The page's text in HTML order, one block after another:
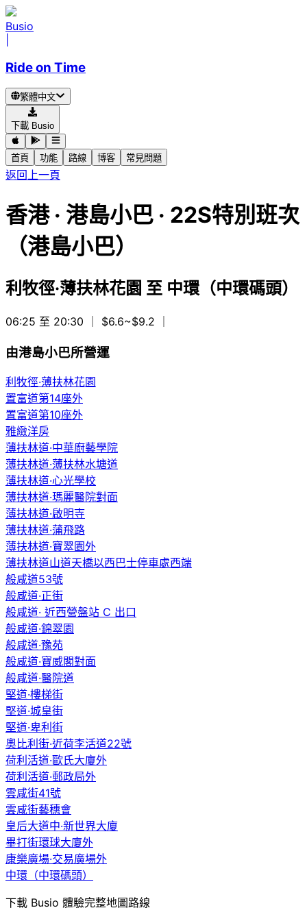
Busio
Ride on Time
繁體中文
下載 Busio
首頁 功能 路線 博客 常見問題
返回上一頁
香港· 港島小巴 · 22S特別班次
（港島小巴）
利牧徑·薄扶林花園 至 中環（中環碼頭）
06:25 至 20:30 ｜ $6.6~$9.2
由港島小巴所營運
利牧徑·薄扶林花園
置富道第14座外
置富道第10座外
雅緻洋房
薄扶林道·中華廚藝學院
薄扶林道·薄扶林水塘道
薄扶林道·心光學校
薄扶林道·瑪麗醫院對面
薄扶林道·啟明寺
薄扶林道·蒲飛路
薄扶林道·寶翠園外
薄扶林道山道天橋以西巴士停車處西端
般咸道53號
般咸道·正街
般咸道· 近西營盤站 C 出口
般咸道·錦翠園
般咸道·豫苑
般咸道·寶威閣對面
般咸道·醫院道
堅道·樓梯街
堅道·城皇街
堅道·卑利街
奧比利街·近荷李活道22號
荷利活道·歐氏大廈外
荷利活道·郵政局外
雲咸街41號
雲咸街藝穗會
皇后大道中·新世界大廈
畢打街環球大廈外
康樂廣場·交易廣場外
中環（中環碼頭）
下載 Busio 體驗完整地圖路線